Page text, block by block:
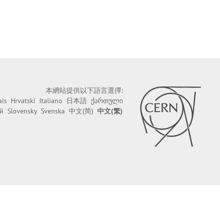
本網站提供以下語言選擇:
Hrvatski Italiano 日本語 ქართული
Slovensky Svenska 中文(简) 中文(繁)